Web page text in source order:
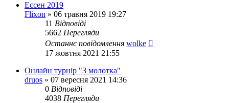
Ессен 2019
Flixon » 06 травня 2019 19:27
11 Відповіді
5662 Перегляди
Останнє повідомлення wolke
17 жовтня 2021 21:55
Онлайн турнір "З молотка"
druos » 07 вересня 2021 14:36
0 Відповіді
4038 Перегляди